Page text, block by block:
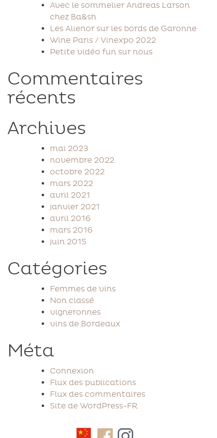
Avec le sommelier Andreas Larson
chez Ba&sh
Les Alienor sur les bords de Garonne
Wine Paris / Vinexpo 2022
Petite vidéo fun sur nous
Commentaires
récents
Archives
mai 2023
novembre 2022
octobre 2022
mars 2022
avril 2021
janvier 2021
avril 2016
mars 2016
juin 2015
Catégories
Femmes de vins
Non classé
vigneronnes
vins de Bordeaux
Méta
Connexion
Flux des publications
Flux des commentaires
Site de WordPress-FR
Facebook